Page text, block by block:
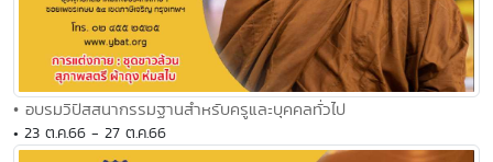
• อบรมวิปัสสนากรรมฐานสำหรับครูและบุคคลทั่วไป
• 23 ต.ค.66 - 27 ต.ค.66